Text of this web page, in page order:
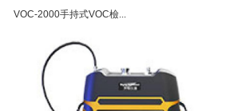
VOC-2000手持式VOC檢...